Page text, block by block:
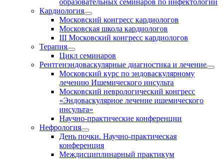
образовательных семинаров по инфектологии
Кардиология
Московский конгресс кардиологов
Московская школа кардиологов
III Московский конгресс кардиологов
Терапия
Цикл семинаров
Рентгенэндоваскулярные диагностика и лечение
Московский курс по эндоваскулярному
лечению Ишемического инсульта
Московский неврологический конгресс
«Эндоваскулярное лечение ишемического
инсульта»
Научно-практические конференции
Нефрология
День почки. Научно-практическая
конференция
Междисциплинарный практикум